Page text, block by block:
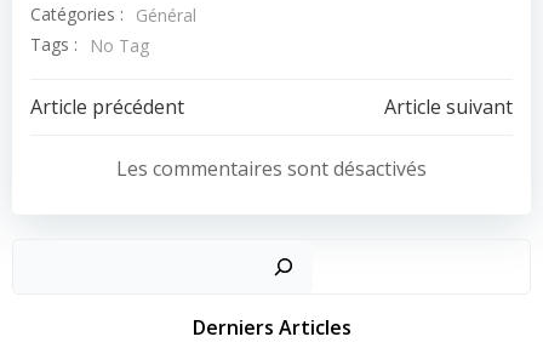
Catégories :
Général
Tags :
No Tag
Post
navigation
Article précédent
navigation
Article suivant
Les commentaires sont désactivés
Derniers Articles